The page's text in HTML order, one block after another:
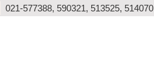
021-577388, 590321, 513525, 514070